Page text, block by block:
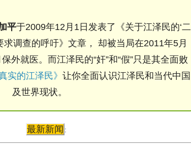
平于2009年12月1日发表了《关于江泽民的‘二
求调查的呼吁》文章， 却被当局在2011年5月
外就医。而江泽民的“奸”和“假”只是其全面败
真实的江泽民》 让你全面认识江泽民和当代中国
及世界现状。
最新新闻 :